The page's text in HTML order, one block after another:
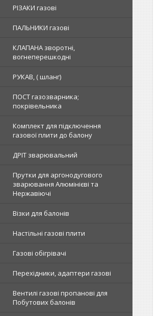
РІЗАКИ газові
ПАЛЬНИКИ газові
КЛАПАНА зворотні,
вогнеперешкодні
РУКАВ, ( шланг)
ПОСТ газозварника;
покрівельника
Комплект для підключення
газової плити до балону
ДРІТ зварювальний
Прутки для аргонодугового
зварювання Алюмінієві та
Нержавіючі
Візки для балонів
Настільні газові плити
Газові обігрівачі
Перехідники, адаптери газові
Вентилі газові пропанові для
Побутових балонів